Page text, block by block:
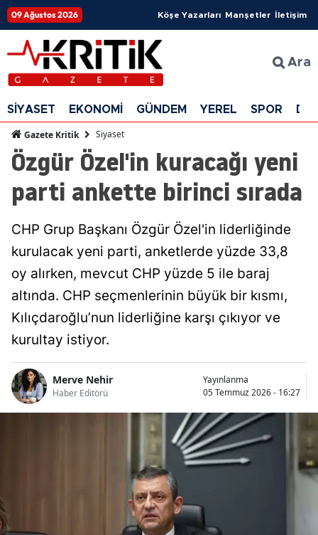
09 Ağustos 2026 Köşe Yazarları Manşetler İletişim
Ara
SİYASET EKONOMİ GÜNDEM YEREL SPOR
Gazete Kritik Siyaset
Özgür Özel'in kuracağı yeni
parti ankette birinci sırada
CHP Grup Başkanı Özgür Özel'in liderliğinde
kurulacak yeni parti, anketlerde yüzde 33,8
oy alırken, mevcut CHP yüzde 5 ile baraj
altında. CHP seçmenlerinin büyük bir kısmı,
Kılıçdaroğlu’nun liderliğine karşı çıkıyor ve
kurultay istiyor.
Merve Nehir
Haber Editörü
Yayınlanma
05 Temmuz 2026 - 16:27